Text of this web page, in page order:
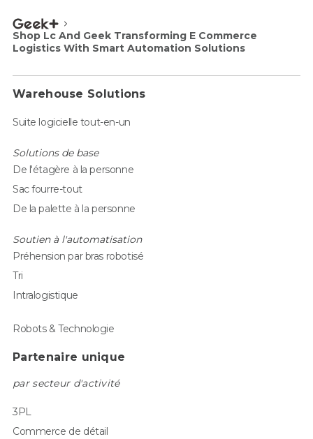
Shop Lc And Geek Transforming E Commerce
Logistics With Smart Automation Solutions
Warehouse Solutions
Suite logicielle tout-en-un
Solutions de base
De l'étagère à la personne
Sac fourre-tout
De la palette à la personne
Soutien à l'automatisation
Préhension par bras robotisé
Tri
Intralogistique
Robots & Technologie
Partenaire unique
par secteur d'activité
3PL
Commerce de détail